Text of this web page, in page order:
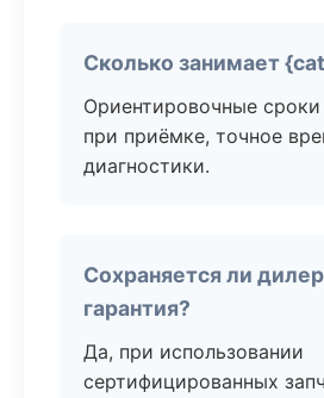
Сколько занимает
Ориентировочные
при приёмке, точное
диагностики.
Сохраняется ли
гарантия?
Да, при использовании
сертифицированных